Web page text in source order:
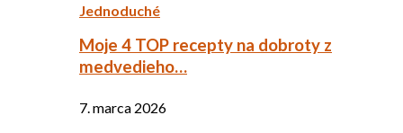
Jednoduché
Moje 4 TOP recepty na dobroty z
medvedieho…
7. marca 2026